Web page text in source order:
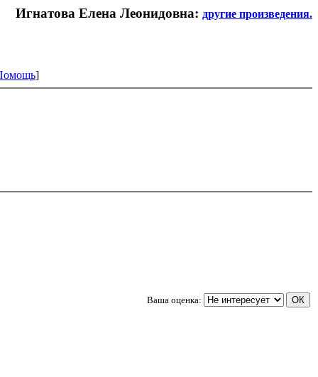
Игнатова Елена Леонидовна: другие произведения.
]
Ваша оценка: